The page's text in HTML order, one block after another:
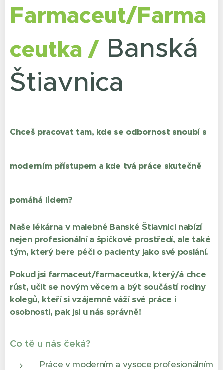
Farmaceut/Farma
ceutka /Banská
Štiavnica
Chceš pracovat tam, kde se odbornost snoubí s
moderním přístupem a kde tvá práce skutečně
pomáhá lidem?
Naše lékárna v malebné Banské Štiavnici nabízí
nejen profesionální a špičkové prostředí, ale také
tým, který bere péči o pacienty jako své poslání.
Pokud jsi farmaceut/farmaceutka, který/á chce
růst, učit se novým věcem a být součástí rodiny
kolegů, kteří si vzájemně váží své práce i
osobnosti, pak jsi u nás správně!
Co tě u nás čeká?
Práce v moderním a vysoce profesionálním